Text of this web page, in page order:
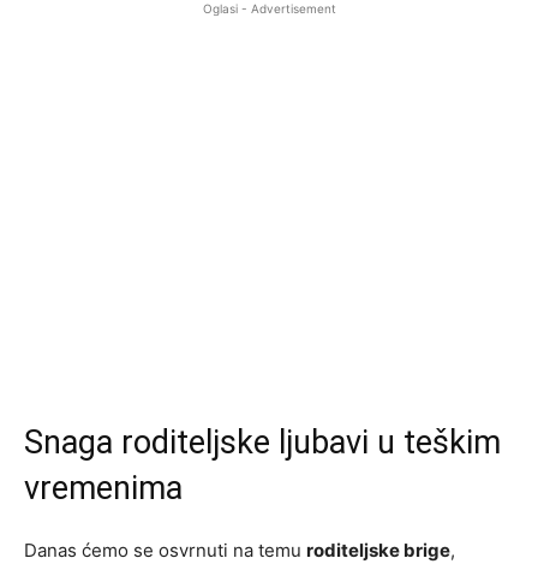
Oglasi - Advertisement
Snaga roditeljske ljubavi u teškim
vremenima
Danas ćemo se osvrnuti na temu roditeljske brige,